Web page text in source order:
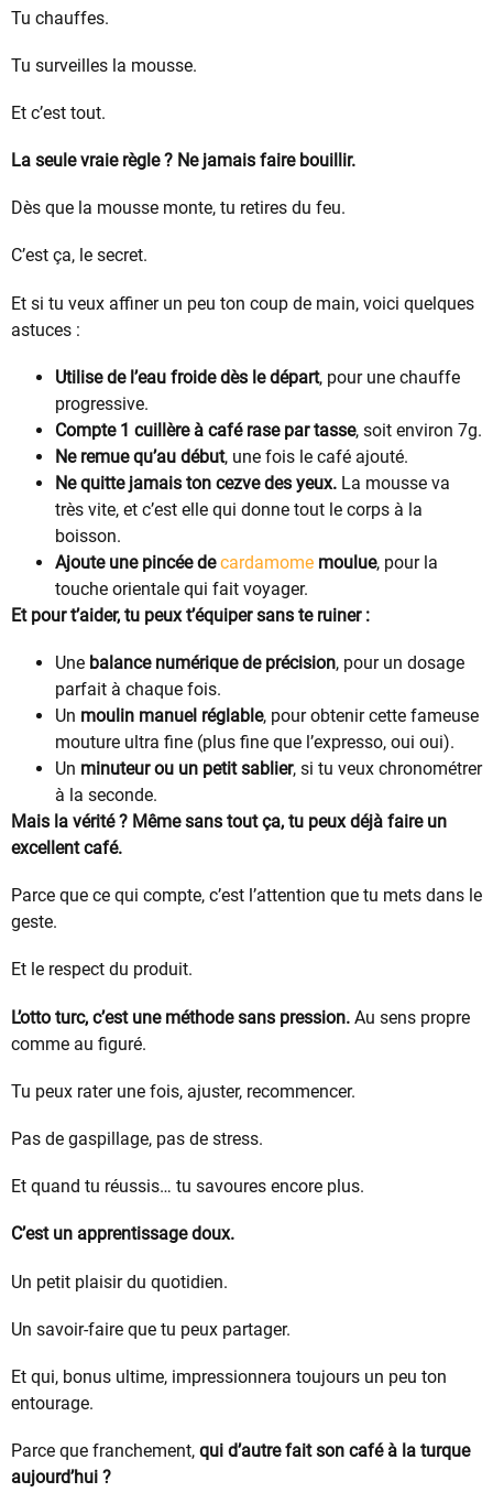
Tu chauffes.
Tu surveilles la mousse.
Et c’est tout.
La seule vraie règle ? Ne jamais faire bouillir.
Dès que la mousse monte, tu retires du feu.
C’est ça, le secret.
Et si tu veux affiner un peu ton coup de main, voici quelques
astuces :
Utilise de l’eau froide dès le départ, pour une chauffe
progressive.
Compte 1 cuillère à café rase par tasse, soit environ 7g.
Ne remue qu’au début, une fois le café ajouté.
Ne quitte jamais ton cezve des yeux. La mousse va
très vite, et c’est elle qui donne tout le corps à la
boisson.
Ajoute une pincée decardamome moulue, pour la
touche orientale qui fait voyager.
Et pour t’aider, tu peux t’équiper sans te ruiner :
Une balance numérique de précision, pour un dosage
parfait à chaque fois.
Un moulin manuel réglable, pour obtenir cette fameuse
mouture ultra fine (plus fine que l’expresso, oui oui).
Un minuteur ou un petit sablier, si tu veux chronométrer
à la seconde.
Mais la vérité ? Même sans tout ça, tu peux déjà faire un
excellent café.
Parce que ce qui compte, c’est l’attention que tu mets dans le
geste.
Et le respect du produit.
L’otto turc, c’est une méthode sans pression. Au sens propre
comme au figuré.
Tu peux rater une fois, ajuster, recommencer.
Pas de gaspillage, pas de stress.
Et quand tu réussis… tu savoures encore plus.
C’est un apprentissage doux.
Un petit plaisir du quotidien.
Un savoir-faire que tu peux partager.
Et qui, bonus ultime, impressionnera toujours un peu ton
entourage.
Parce que franchement, qui d’autre fait son café à la turque
aujourd’hui ?